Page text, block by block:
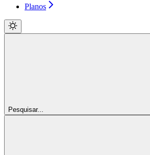
Planos
Pesquisar...